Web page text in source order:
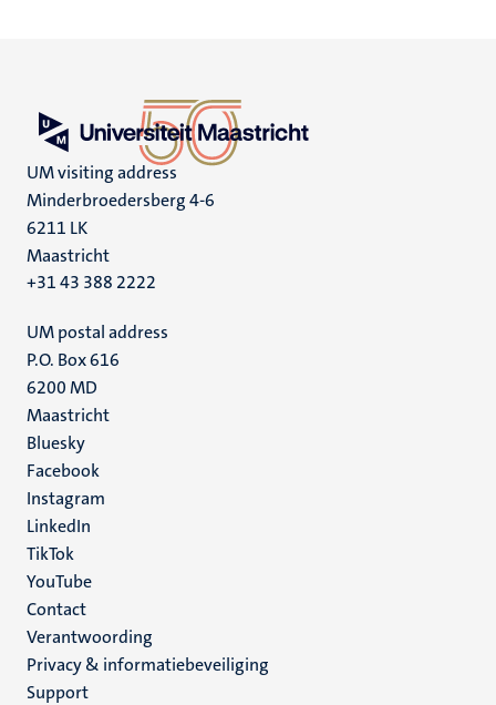
UM visiting address
Minderbroedersberg 4-6
6211 LK
Maastricht
+31 43 388 2222
UM postal address
P.O. Box 616
6200 MD
Maastricht
Social
media
Bluesky
Facebook
Instagram
LinkedIn
TikTok
YouTube
Menu
footer
(NL)
Contact
Verantwoording
Privacy & informatiebeveiliging
Support